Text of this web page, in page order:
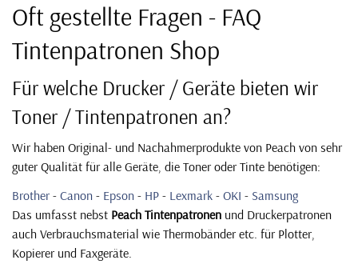
Oft gestellte Fragen - FAQ
Tintenpatronen Shop
Für welche Drucker / Geräte bieten wir
Toner / Tintenpatronen an?
Wir haben Original- und Nachahmerprodukte von Peach von sehr
guter Qualität für alle Geräte, die Toner oder Tinte benötigen:
Brother - Canon - Epson - HP - Lexmark - OKI - Samsung
Das umfasst nebst Peach Tintenpatronen und Druckerpatronen
auch Verbrauchsmaterial wie Thermobänder etc. für Plotter,
Kopierer und Faxgeräte.